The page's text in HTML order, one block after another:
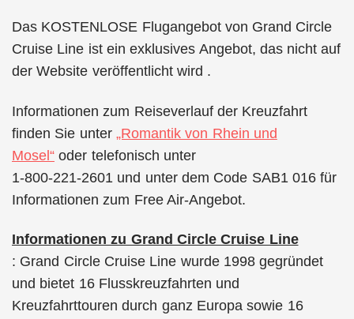
Das KOSTENLOSE Flugangebot von Grand Circle
Cruise Line ist ein exklusives Angebot, das nicht auf
der Website veröffentlicht wird .
Informationen zum Reiseverlauf der Kreuzfahrt
finden Sie unter „Romantik von Rhein und
Mosel“ oder telefonisch unter
1-800-221-2601 und unter dem Code SAB1 016 für
Informationen zum Free Air-Angebot.
Informationen zu Grand Circle Cruise Line
: Grand Circle Cruise Line wurde 1998 gegründet
und bietet 16 Flusskreuzfahrten und
Kreuzfahrttouren durch ganz Europa sowie 16